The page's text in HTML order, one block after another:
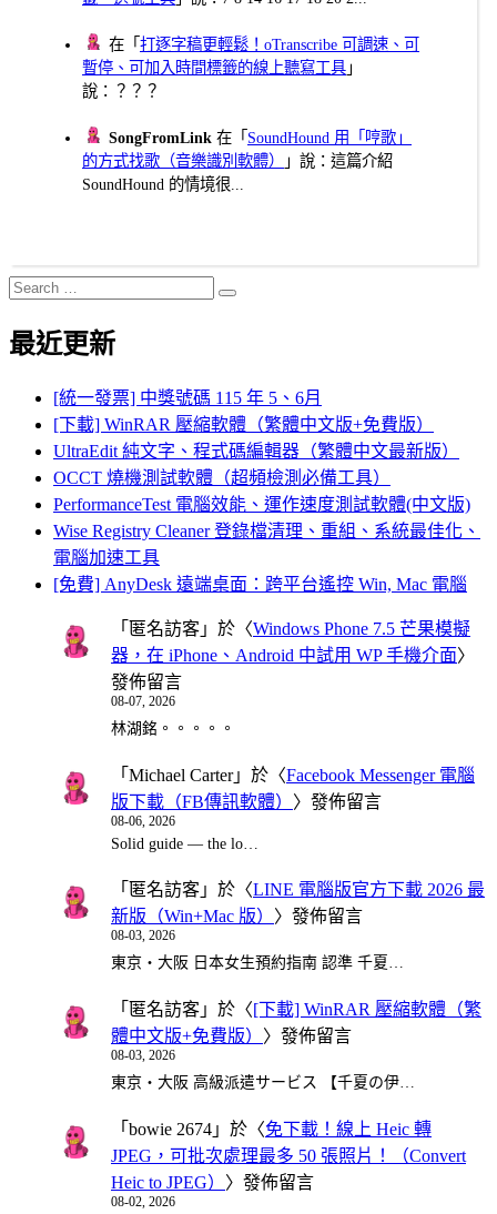
在「打逐字稿更輕鬆！oTranscribe 可調速、可
暫停、可加入時間標籤的線上聽寫工具 」
說：？？？
SongFromLink 在「 SoundHound 用「哼歌」
的方式找歌（音樂識別軟體）
」說：這篇介紹
SoundHound 的情境很...
Search
for:
Search
最近更新
[統一發票] 中獎號碼 115 年 5、6月
[下載] WinRAR 壓縮軟體（繁體中文版+免費版）
UltraEdit 純文字、程式碼編輯器（繁體中文最新版）
OCCT 燒機測試軟體（超頻檢測必備工具）
PerformanceTest 電腦效能、運作速度測試軟體(中文版)
Wise Registry Cleaner 登錄檔清理、重組、系統最佳化、
電腦加速工具
[免費] AnyDesk 遠端桌面：跨平台遙控 Win, Mac 電腦
「 匿名訪客 」於〈Windows Phone 7.5 芒果模擬
器，在 iPhone、Android 中試用 WP 手機介面〉
發佈留言
08-07, 2026
林湖銘。。。。。
「 Michael Carter」於〈Facebook Messenger 電腦
版下載（FB傳訊軟體） 〉發佈留言
08-06, 2026
Solid guide — the lo…
「 匿名訪客 」於〈LINE 電腦版官方下載 2026 最
新版（Win+Mac 版） 〉發佈留言
08-03, 2026
東京・大阪 日本女生預約指南 認準 千夏…
「 匿名訪客 」於〈[下載] WinRAR 壓縮軟體（繁
體中文版+免費版） 〉發佈留言
08-03, 2026
東京・大阪 高級派遣サービス 【千夏の伊…
「 bowie 2674 」於〈免下載！線上 Heic 轉
JPEG，可批次處理最多 50 張照片！（Convert
Heic to JPEG） 〉發佈留言
08-02, 2026